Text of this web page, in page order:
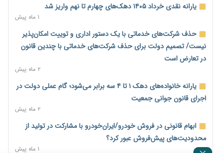
اختیارات جدید گمرکات برای تمدید ورود موقت کالا و خودرو تا
پایان شهریور ابلاغ شد
۲ روز پیش
فهرست کالاهای فولادی و فلزات مشمول بازگشت ۱۰۰ درصد ارز
صادراتی ابلاغ شد
۲ روز پیش
مرحله سیزدهم کالابرگ در سایه تورم؛ قدرت خرید یارانه یک‌میلیونی
بیش از پیش آب رفت
۲ روز پیش
یارانه نقدی خرداد ۱۴۰۵ دهک‌های چهارم تا نهم واریز شد
۱ ماه پیش
حذف شرکت‌های خدماتی با یک دستور اداری و توییت امکان‌پذیر
نیست/ تصمیم دولت برای حذف شرکت‌های خدماتی با چندین قانون
در تعارض است
۲ ماه پیش
یارانه خانواده‌های دهک ۱ تا ۴ سه برابر می‌شود؛ گام عملی دولت در
اجرای قانون جوانی جمعیت
۲ ماه پیش
ابهام قانونی در فروش خودرو/ایران‌خودرو با مشارکت در تولید از
محدودیت‌های پیش‌فروش عبور کرد؟
۱ ماه پیش